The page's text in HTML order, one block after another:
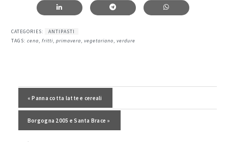
CATEGORIES:
ANTIPASTI
TAGS:cena,fritti,primavera,vegetariano,verdure
Post precedente:
« Panna cotta latte e cereali
Post successivo:
Borgogna 2005 e Santa Brace »